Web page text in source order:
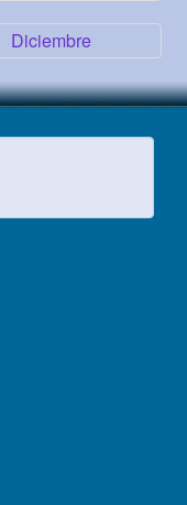
Diciembre